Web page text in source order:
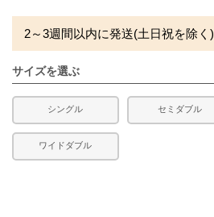
2～3週間以内に発送(土日祝を除く)
サイズを選ぶ
シングル セミダブル
ワイドダブル